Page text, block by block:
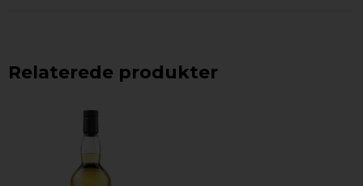
Relaterede produkter